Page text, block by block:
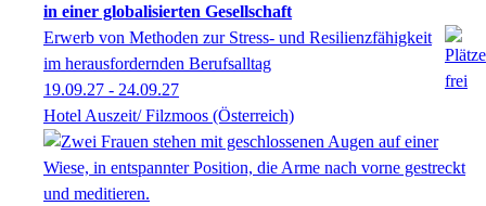
in einer globalisierten Gesellschaft
Erwerb von Methoden zur Stress- und Resilienzfähigkeit
im herausfordernden Berufsalltag
19.09.27 - 24.09.27
Hotel Auszeit/ Filzmoos (Österreich)